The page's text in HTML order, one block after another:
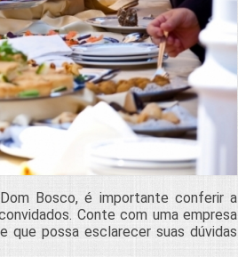
Bosco, é importante conferir a
Conte com uma empresa
que possa esclarecer suas dúvidas